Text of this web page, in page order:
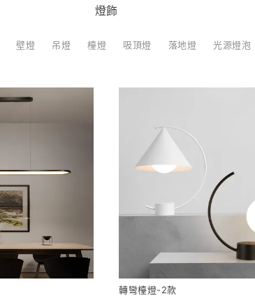
燈飾
壁燈 吊燈 檯燈 吸頂燈 落地燈 光源燈泡
轉彎檯燈-2款